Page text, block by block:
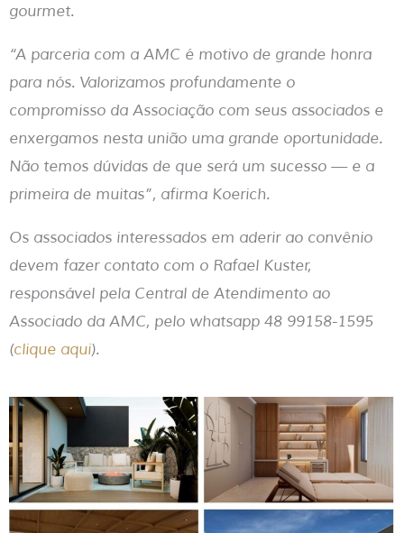
gourmet.
“A parceria com a AMC é motivo de grande honra
para nós. Valorizamos profundamente o
compromisso da Associação com seus associados e
enxergamos nesta união uma grande oportunidade.
Não temos dúvidas de que será um sucesso — e a
primeira de muitas”, afirma Koerich.
Os associados interessados em aderir ao convênio
devem fazer contato com o Rafael Kuster,
responsável pela Central de Atendimento ao
Associado da AMC, pelo whatsapp 48 99158-1595
(clique aqui).